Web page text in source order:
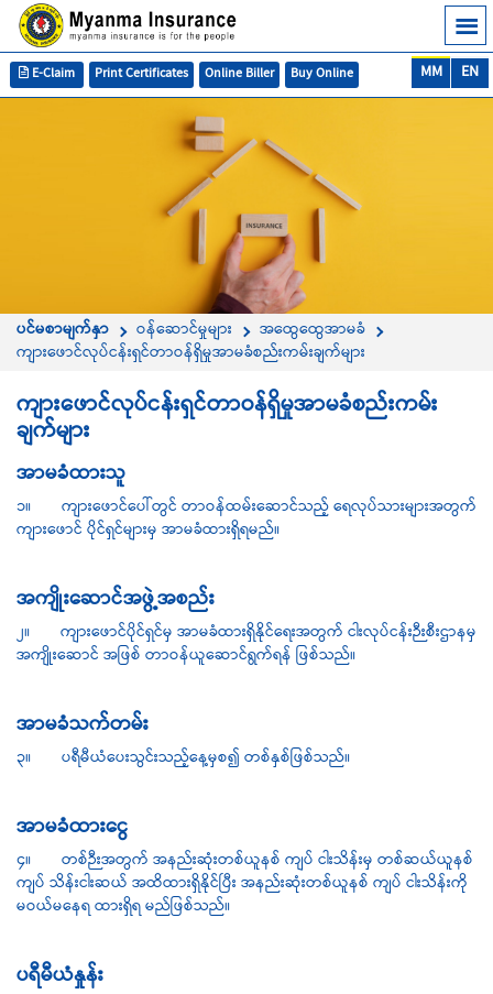
EN
MM
Buy Online
Online Biller
Print Certificates
E-Claim
ပင်မစာမျက်နှာ ဝန်ဆောင်မှုများ
အထွေထွေအာမခံ
ကျားဖောင်လုပ်ငန်းရှင်တာဝန်ရှိမှုအာမခံစည်းကမ်းချက်များ
ကျားဖောင်လုပ်ငန်းရှင်တာဝန်ရှိမှုအာမခံစည်းကမ်း
ချက်များ
အာမခံထားသူ
၁။ ကျားဖောင်ပေါ်တွင် တာဝန်ထမ်းဆောင်သည့် ရေလုပ်သားများအတွက်
ကျားဖောင် ပိုင်ရှင်များမှ အာမခံထားရှိရမည်။
အကျိုးဆောင်အဖွဲ့အစည်း
၂။ ကျားဖောင်ပိုင်ရှင်မှ အာမခံထားရှိနိုင်ရေးအတွက် ငါးလုပ်ငန်းဉီးစီးဌာနမှ
အကျိုးဆောင် အဖြစ် တာဝန်ယူဆောင်ရွက်ရန် ဖြစ်သည်။
အာမခံသက်တမ်း
၃။ ပရီမီယံပေးသွင်းသည့်နေ့မှစ၍ တစ်နှစ်ဖြစ်သည်။
အာမခံထားငွေ
၄။ တစ်ဉီးအတွက် အနည်းဆုံးတစ်ယူနစ် ကျပ် ငါးသိန်းမှ တစ်ဆယ်ယူနစ်
ကျပ် သိန်းငါးဆယ် အထိထားရှိနိုင်ပြီး အနည်းဆုံးတစ်ယူနစ် ကျပ် ငါးသိန်းကို
မဝယ်မနေရ ထားရှိရ မည်ဖြစ်သည်။
ပရီမီယံနှုန်း